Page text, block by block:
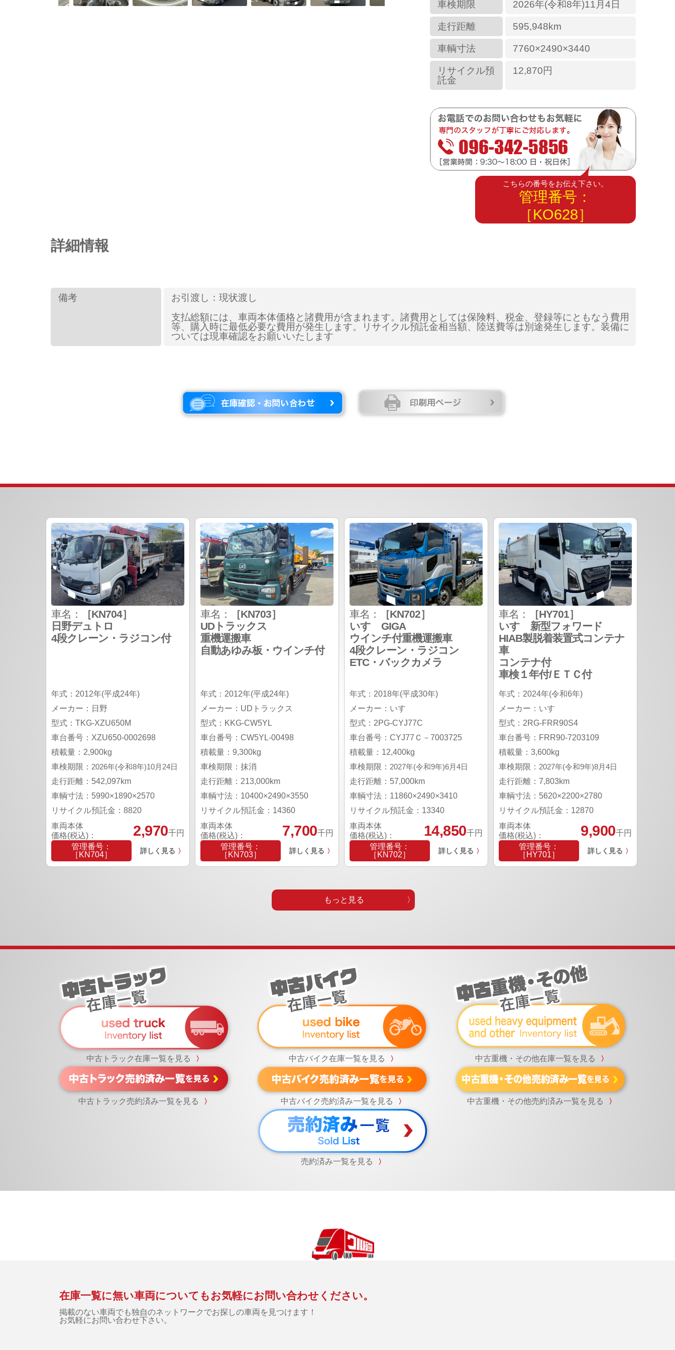
車検期限 2026年(令和8年)11月4日
走行距離 595,948km
車輌寸法 7760×2490×3440
リサイクル預
託金
12,870円
こちらの番号をお伝え下さい。
管理番号：
［KO628］
詳細情報
備考
お引渡し：現状渡し
支払総額には、車両本体価格と諸費用が含まれます。諸費用としては保険料、税金、登録等にともなう費用
等、購入時に最低必要な費用が発生します。リサイクル預託金相当額、陸送費等は別途発生します。装備に
ついては現車確認をお願いいたします
車名：
［KN704］
日野デュトロ
4段クレーン・ラジコン付
年式：2012年(平成24年)
メーカー：日野
型式：TKG-XZU650M
車台番号：XZU650-0002698
積載量：2,900kg
車検期限： 2026年(令和8年)10月24日
走行距離：542,097km
車輌寸法：5990×1890×2570
リサイクル預託金：8820
車両本体
価格(税込)：
2,970千円
管理番号：
［KN704］
詳しく見る 〉
車名：
［KN703］
UDトラックス
重機運搬車
自動あゆみ板・ウインチ付
年式：2012年(平成24年)
メーカー：UDトラックス
型式：KKG-CW5YL
車台番号：CW5YL-00498
積載量：9,300kg
車検期限：抹消
走行距離：213,000km
車輌寸法：10400×2490×3550
リサイクル預託金：14360
車両本体
価格(税込)：
7,700千円
管理番号：
［KN703］
詳しく見る 〉
車名：
［KN702］
いすゞGIGA
ウインチ付重機運搬車
4段クレーン・ラジコン
ETC・バックカメラ
年式：2018年(平成30年)
メーカー：いすゞ
型式：2PG-CYJ77C
車台番号：CYJ77Ｃ－7003725
積載量：12,400kg
車検期限： 2027年(令和9年)6月4日
走行距離：57,000km
車輌寸法：11860×2490×3410
リサイクル預託金：13340
車両本体
価格(税込)：
14,850千円
管理番号：
［KN702］
詳しく見る 〉
車名：
［HY701］
いすゞ新型フォワード
HIAB製脱着装置式コンテナ
車
コンテナ付
車検１年付/ＥＴＣ付
年式：2024年(令和6年)
メーカー：いすゞ
型式：2RG-FRR90S4
車台番号：FRR90-7203109
積載量：3,600kg
車検期限： 2027年(令和9年)8月4日
走行距離：7,803km
車輌寸法：5620×2200×2780
リサイクル預託金：12870
車両本体
価格(税込)：
9,900千円
管理番号：
［HY701］
詳しく見る 〉
もっと見る
中古トラック在庫一覧を見る 〉 中古バイク在庫一覧を見る 〉 中古重機・その他在庫一覧を見る 〉
中古トラック売約済み一覧を見る 〉 中古バイク売約済み一覧を見る 〉 中古重機・その他売約済み一覧を見る 〉
売約済み一覧を見る 〉
在庫一覧に無い車両についてもお気軽にお問い合わせください。
掲載のない車両でも独自のネットワークでお探しの車両を見つけます！
お気軽にお問い合わせ下さい。